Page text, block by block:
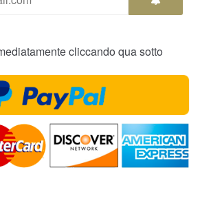
cliccando qua sotto